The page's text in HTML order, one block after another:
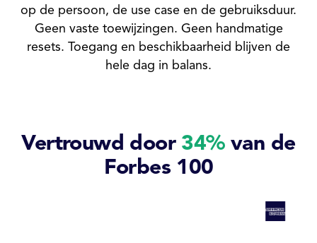
op de persoon, de use case en de gebruiksduur.
Geen vaste toewijzingen. Geen handmatige
resets. Toegang en beschikbaarheid blijven de
hele dag in balans.
Vertrouwd door 34%van de
Forbes 100